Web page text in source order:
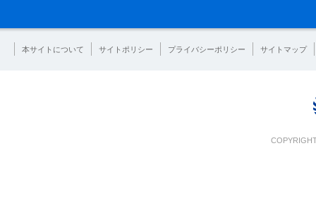
本サイトについて サイトポリシー プライバシーポリシー サイトマップ